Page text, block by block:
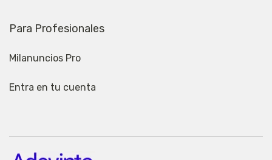
Para Profesionales
Milanuncios Pro
Entra en tu cuenta